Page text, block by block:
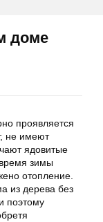
доме
проявляется
не имеют
ядовитые
зимы
отопление.
из дерева без
поэтому